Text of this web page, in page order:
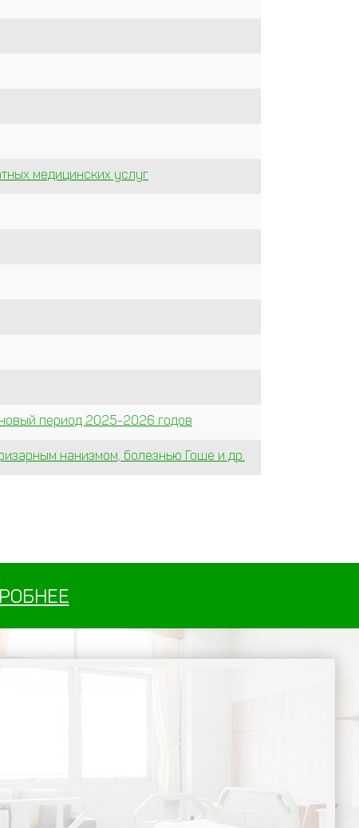
медицинских услуг
период 2025-2026 годов
нанизмом, болезнью Гоше и др.